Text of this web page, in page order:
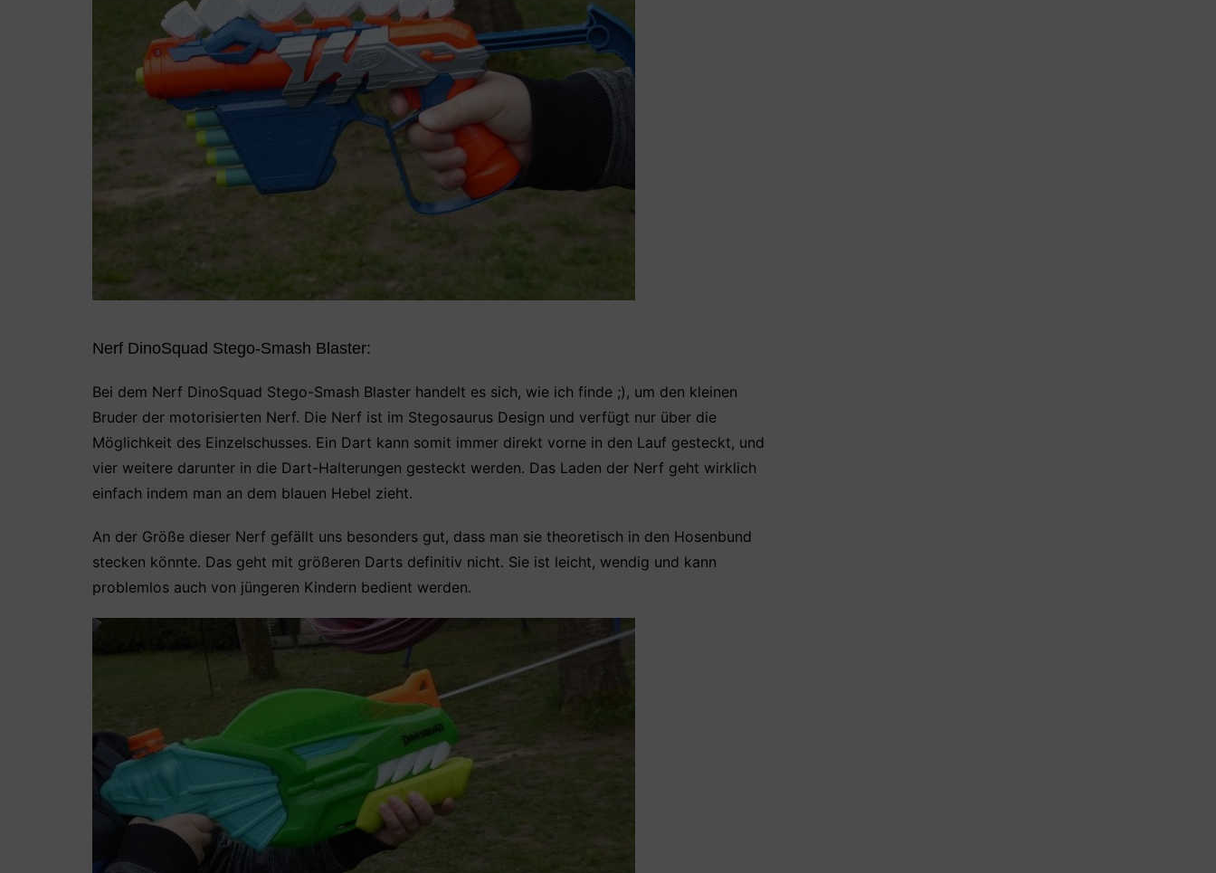
Nerf DinoSquad Stego-Smash Blaster:
Bei dem Nerf DinoSquad Stego-Smash Blaster handelt es sich, wie ich finde ;), um den kleinen
Bruder der motorisierten Nerf. Die Nerf ist im Stegosaurus Design und verfügt nur über die
Möglichkeit des Einzelschusses. Ein Dart kann somit immer direkt vorne in den Lauf gesteckt, und
vier weitere darunter in die Dart-Halterungen gesteckt werden. Das Laden der Nerf geht wirklich
einfach indem man an dem blauen Hebel zieht.
An der Größe dieser Nerf gefällt uns besonders gut, dass man sie theoretisch in den Hosenbund
stecken könnte. Das geht mit größeren Darts definitiv nicht. Sie ist leicht, wendig und kann
problemlos auch von jüngeren Kindern bedient werden.